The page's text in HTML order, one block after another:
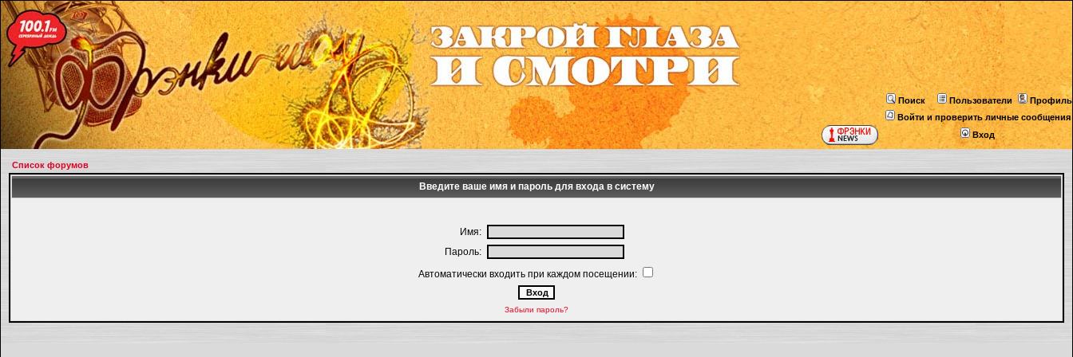
Поиск Пользователи
Профиль
Войти и проверить личные сообщения
Вход
Список форумов
Введите ваше имя и пароль для входа в систему
Имя:
Пароль:
Автоматически входить при каждом посещении:
Забыли пароль?